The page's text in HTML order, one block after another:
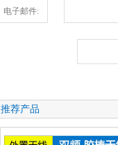
电子邮件:
推荐产品